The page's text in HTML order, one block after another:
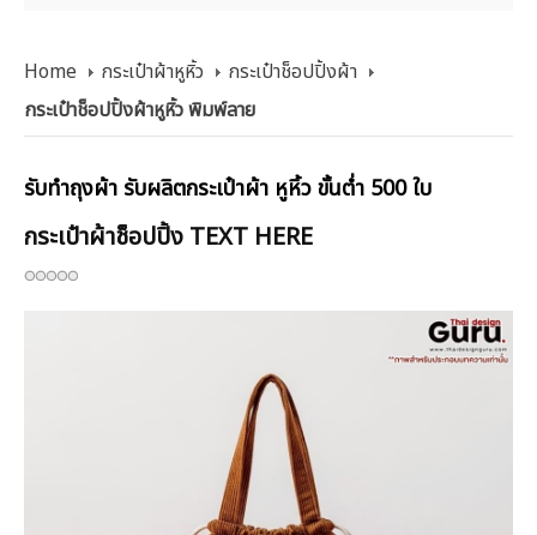
Home กระเป๋าผ้าหูหิ้ว
กระเป๋าช็อปปิ้งผ้า
กระเป๋าช็อปปิ้งผ้าหูหิ้ว พิมพ์ลาย
รับทำถุงผ้า รับผลิตกระเป๋าผ้า หูหิ้ว ขั้นต่ำ 500 ใบ
กระเป๋าผ้าช็อปปิ้ง TEXT HERE